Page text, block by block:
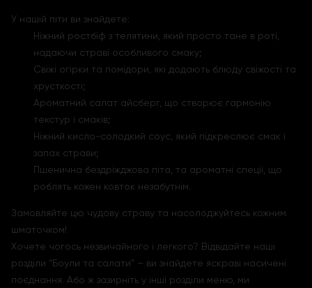
У нашій піти ви знайдете:
Ніжний ростбіф з телятини, який просто тане в роті,
надаючи страві особливого смаку;
Свіжі огірки та помідори, які додають блюду свіжості та
хрусткості;
Ароматний салат айсберг, що створює гармонію
текстур і смаків;
Ніжний кисло-солодкий соус, який підкреслює смак і
запах страви;
Пшенична бездріжджова піта, та ароматні спеції, що
роблять кожен ковток незабутнім.
Замовляйте цю чудову страву та насолоджуйтесь кожним
шматочком!
Хочете чогось незвичайного і легкого? Відвідайте наші
розділи “Боули та салати” – ви знайдете яскраві насичені
поєднання. Або ж зазирніть у інші розділи меню, ми